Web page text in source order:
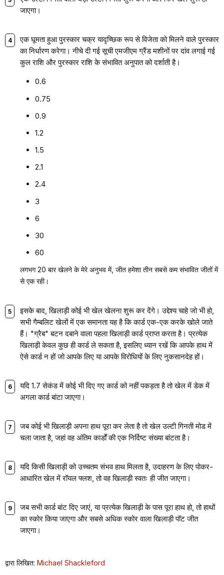
जाएगा।
एक घूमता हुआ पुरस्कार चक्र यादृच्छिक रूप से विजेता को मिलने वाले पुरस्कार
का निर्धारण करेगा। नीचे दी गई सूची एमजीएम ग्रैंड मशीनों पर दांव लगाई गई
कुल राशि और पुरस्कार राशि के संभावित अनुपात को दर्शाती है।
0.6
0.75
0.9
1.2
1.5
2.1
2.4
3
6
30
60
लगभग 20 बार खेलने के मेरे अनुभव में, जीत हमेशा तीन सबसे कम संभावित जीतों में
से एक रही।
इसके बाद, खिलाड़ी कोई भी खेल खेलना शुरू कर देंगे। उद्देश्य चाहे जो भी हो,
सभी गैम्बलिट खेलों में एक समानता यह है कि कार्ड एक-एक करके खोले जाते
हैं। "ग्रैब" बटन दबाने वाला पहला खिलाड़ी कार्ड प्राप्त करता है। प्रत्येक
खिलाड़ी केवल कुछ ही कार्ड ले सकता है, इसलिए ध्यान रखें कि आपके हाथ में
ऐसे कार्ड न हों जो आपके लिए या आपके विरोधियों के लिए नुकसानदेह हों।
यदि 1.7 सेकंड में कोई भी दिए गए कार्ड को नहीं पकड़ता है तो खेल में डेक में
अगला कार्ड बांटा जाएगा।
जब कोई भी खिलाड़ी अपना हाथ पूरा कर लेता है तो खेल उल्टी गिनती मोड में
चला जाता है, जहां वह अंतिम कार्डों की एक निर्दिष्ट संख्या बांटता है।
यदि किसी खिलाड़ी को उच्चतम संभव हाथ मिलता है, उदाहरण के लिए पोकर-
आधारित खेल में रॉयल फ्लश, तो वह खिलाड़ी स्वतः ही जीत जाएगा।
जब सभी कार्ड बांट दिए जाएं, या प्रत्येक खिलाड़ी के पास पूरा हाथ हो, तो हाथों
का स्कोर किया जाएगा और सबसे अधिक स्कोर वाला खिलाड़ी पॉट जीत
जाएगा।
द्वारा लिखित: Michael Shackleford